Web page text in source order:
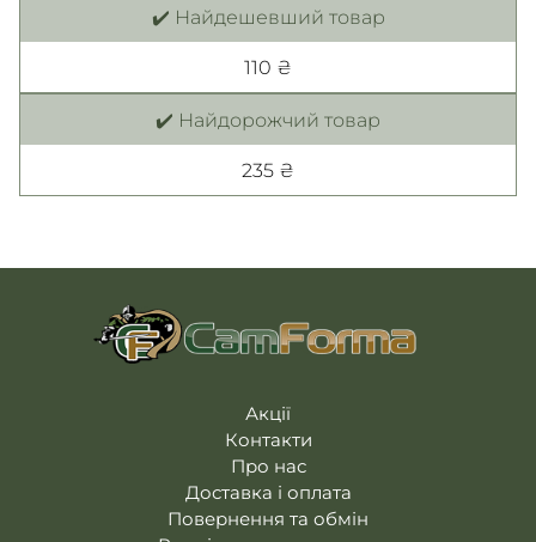
✔️ Найдешевший товар
110 ₴
✔️ Найдорожчий товар
235 ₴
Акції
Контакти
Про нас
Доставка і оплата
Повернення та обмін